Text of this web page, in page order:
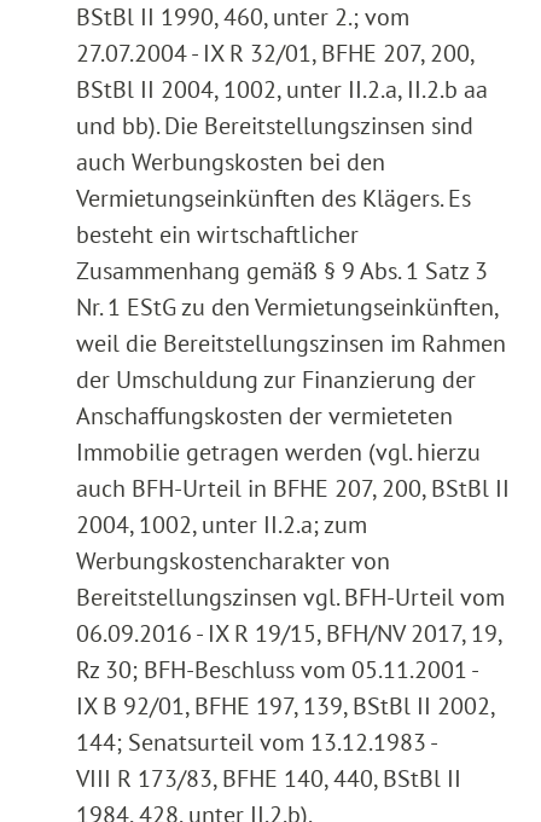
BStBl II 1990, 460, unter 2.; vom
27.07.2004 - IX R 32/01, BFHE 207, 200,
BStBl II 2004, 1002, unter II.2.a, II.2.b aa
und bb). Die Bereitstellungszinsen sind
auch Werbungskosten bei den
Vermietungseinkünften des Klägers. Es
besteht ein wirtschaftlicher
Zusammenhang gemäß § 9 Abs. 1 Satz 3
Nr. 1 EStG zu den Vermietungseinkünften,
weil die Bereitstellungszinsen im Rahmen
der Umschuldung zur Finanzierung der
Anschaffungskosten der vermieteten
Immobilie getragen werden (vgl. hierzu
auch BFH-Urteil in BFHE 207, 200, BStBl II
2004, 1002, unter II.2.a; zum
Werbungskostencharakter von
Bereitstellungszinsen vgl. BFH-Urteil vom
06.09.2016 - IX R 19/15, BFH/NV 2017, 19,
Rz 30; BFH-Beschluss vom 05.11.2001 -
IX B 92/01, BFHE 197, 139, BStBl II 2002,
144; Senatsurteil vom 13.12.1983 -
VIII R 173/83, BFHE 140, 440, BStBl II
1984, 428, unter II.2.b).